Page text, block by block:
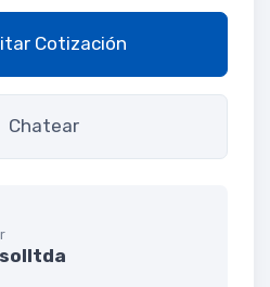
Cotización
Chatear